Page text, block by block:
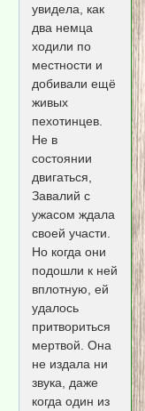
увидела, как
два немца
ходили по
местности и
добивали ещё
живых
пехотинцев.
Не в
состоянии
двигаться,
Завалий с
ужасом ждала
своей участи.
Но когда они
подошли к ней
вплотную, ей
удалось
притвориться
мертвой. Она
не издала ни
звука, даже
когда один из